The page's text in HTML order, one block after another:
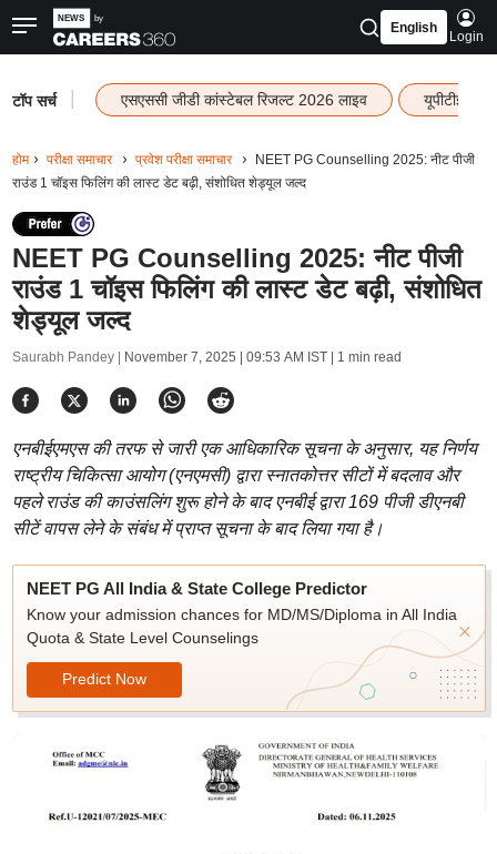
English
Login
टॉप सर्च एसएससी जीडी कांस्टेबल रिजल्ट 2026 लाइव यूपीटीईटी
होम परीक्षा समाचार प्रवेश परीक्षा समाचार
NEET PG Counselling 2025: नीट पीजी
राउंड 1 चॉइस फिलिंग की लास्ट डेट बढ़ी, संशोधित शेड्यूल जल्द
NEET PG Counselling 2025: नीट पीजी
राउंड 1 चॉइस फिलिंग की लास्ट डेट बढ़ी, संशोधित
शेड्यूल जल्द
Saurabh Pandey | November 7, 2025 | 09:53 AM IST| 1 min read
एनबीईएमएस की तरफ से जारी एक आधिकारिक सूचना के अनुसार, यह निर्णय
राष्ट्रीय चिकित्सा आयोग (एनएमसी) द्वारा स्नातकोत्तर सीटों में बदलाव और
पहले राउंड की काउंसलिंग शुरू होने के बाद एनबीई द्वारा 169 पीजी डीएनबी
सीटें वापस लेने के संबंध में प्राप्त सूचना के बाद लिया गया है।
NEET PG All India & State College Predictor
Know your admission chances for MD/MS/Diploma in All India
Quota & State Level Counselings
Predict Now